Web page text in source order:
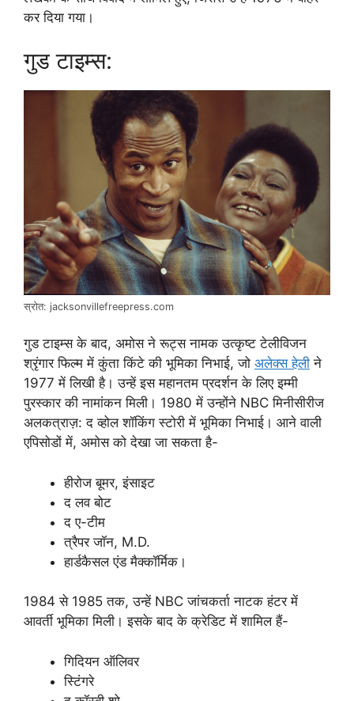
कर दिया गया।
गुड टाइम्स:
स्रोत: jacksonvillefreepress.com
गुड टाइम्स के बाद, अमोस ने रूट्स नामक उत्कृष्ट टेलीविजन
श्रृंगार फिल्म में कुंता किंटे की भूमिका निभाई, जो अलेक्स हेली ने
1977 में लिखी है। उन्हें इस महानतम प्रदर्शन के लिए इम्मी
पुरस्कार की नामांकन मिली। 1980 में उन्होंने NBC मिनीसीरीज
अलकत्राज़: द व्होल शॉकिंग स्टोरी में भूमिका निभाई। आने वाली
एपिसोडों में, अमोस को देखा जा सकता है-
हीरोज बूमर, इंसाइट
द लव बोट
द ए-टीम
त्रैपर जॉन, M.D.
हार्डकैसल एंड मैक्कॉर्मिक।
1984 से 1985 तक, उन्हें NBC जांचकर्ता नाटक हंटर में
आवर्ती भूमिका मिली। इसके बाद के क्रेडिट में शामिल हैं-
गिदियन ऑलिवर
स्टिंगरे